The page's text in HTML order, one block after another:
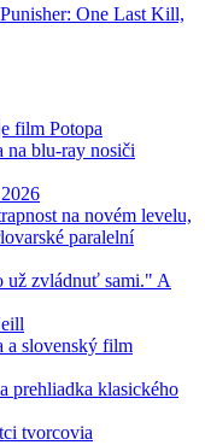
One Last Kill,
film Potopa
blu-ray nosiči
na novém levelu,
paralelní
už zvládnuť sami." A
a slovenský film
prehliadka klasického
tvorcovia